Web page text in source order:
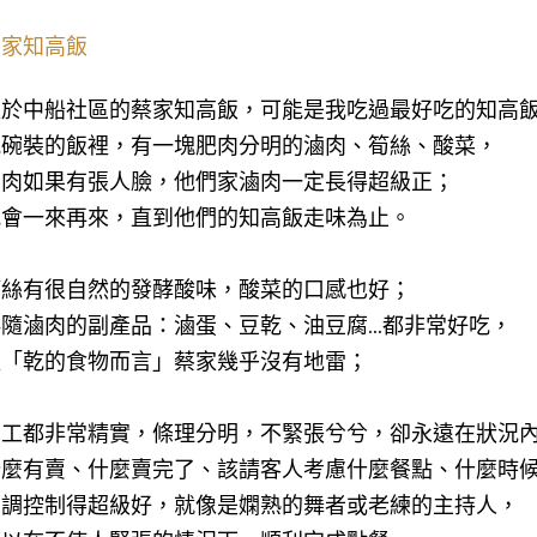
知高飯
中船社區的蔡家知高飯，可能是我吃過最好吃的知高
裝的飯裡，有一塊肥肉分明的滷肉、筍絲、酸菜，
如果有張人臉，他們家滷肉一定長得超級正；
一來再來，直到他們的知高飯走味為止。
有很自然的發酵酸味，酸菜的口感也好；
滷肉的副產品：滷蛋、豆乾、油豆腐...都非常好吃，
乾的食物而言」蔡家幾乎沒有地雷；
都非常精實，條理分明，不緊張兮兮，卻永遠在狀況
有賣、什麼賣完了、該請客人考慮什麼餐點、什麼時
控制得超級好，就像是嫻熟的舞者或老練的主持人，